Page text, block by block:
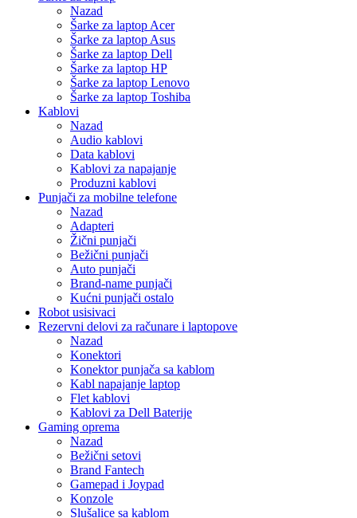
Nazad
Šarke za laptop Acer
Šarke za laptop Asus
Šarke za laptop Dell
Šarke za laptop HP
Šarke za laptop Lenovo
Šarke za laptop Toshiba
Kablovi
Nazad
Audio kablovi
Data kablovi
Kablovi za napajanje
Produzni kablovi
Punjači za mobilne telefone
Nazad
Adapteri
Žični punjači
Bežični punjači
Auto punjači
Brand-name punjači
Kućni punjači ostalo
Robot usisivaci
Rezervni delovi za računare i laptopove
Nazad
Konektori
Konektor punjača sa kablom
Kabl napajanje laptop
Flet kablovi
Kablovi za Dell Baterije
Gaming oprema
Nazad
Bežični setovi
Brand Fantech
Gamepad i Joypad
Konzole
Slušalice sa kablom